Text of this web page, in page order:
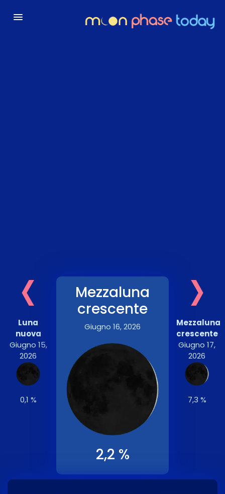
‹
Luna
nuova
Giugno 15,
2026
0,1 %
Mezzaluna
crescente
Giugno 16, 2026
2,2 %
›
Mezzaluna
crescente
Giugno 17,
2026
7,3 %